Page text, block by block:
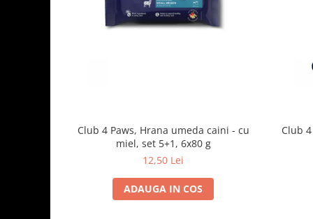
Club 4 Paws, Hrana umeda caini - cu
miel, set 5+1, 6x80 g
12,50 Lei
ADAUGA IN COS
Club